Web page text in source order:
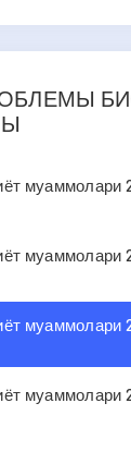
муаммолари
муаммолари
муаммолари